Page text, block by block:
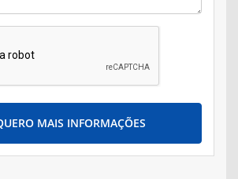
MAIS INFORMAÇÕES